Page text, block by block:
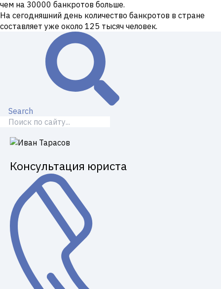
чем на 30000 банкротов больше.
На сегодняшний день количество банкротов в стране
составляет уже около 125 тысяч человек.
Search
Консультация юриста